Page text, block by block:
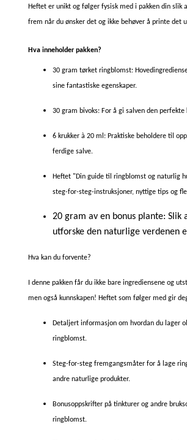
Heftet er unikt og følger fysisk med i pakken din slik
frem når du ønsker det og ikke behøver å printe det
Hva inneholder pakken?
30 gram tørket ringblomst:
sine fantastiske egenskaper.
30 gram bivoks: For å gi salven den perfekte
6 krukker à 20 ml: Praktiske beholdere til
ferdige salve.
Heftet "Din guide til ringblomst og naturlig
steg-for-steg-instruksjoner, nyttige tips og
20 gram av en bonus plante: Slik
utforske den naturlige verdenen
Hva kan du forvente?
I denne pakken får du ikke bare ingrediensene og
men også kunnskapen! Heftet som følger med gir
Detaljert informasjon om hvordan du lager
ringblomst.
Steg-for-steg fremgangsmåter for å lage
andre naturlige produkter.
Bonusoppskrifter på tinkturer og andre
ringblomst.